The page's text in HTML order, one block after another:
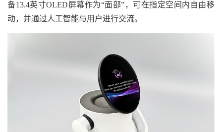
备13.4英寸OLED屏幕作为“面部”，可在指定空间内自由移
动，并通过人工智能与用户进行交流。